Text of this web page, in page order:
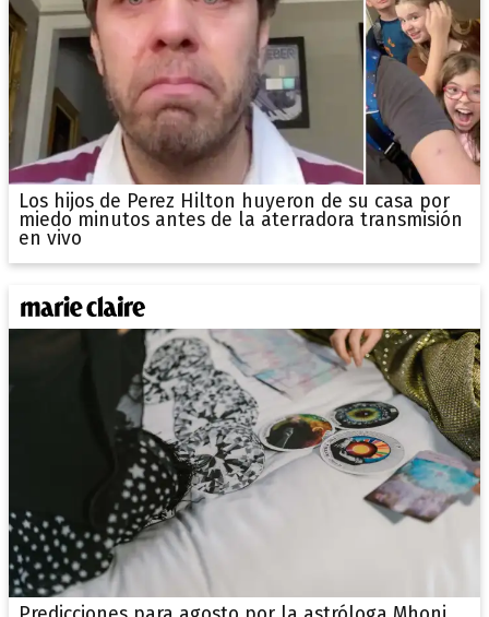
Los hijos de Perez Hilton huyeron de su casa por
miedo minutos antes de la aterradora transmisión
en vivo